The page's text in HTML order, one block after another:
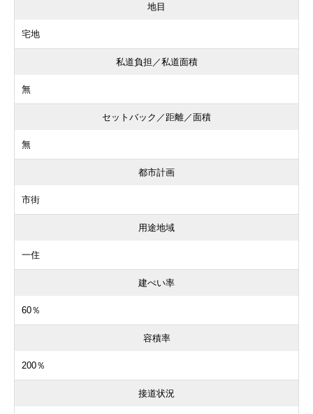
地目
宅地
私道負担／私道面積
無
セットバック／距離／面積
無
都市計画
市街
用途地域
一住
建ぺい率
60％
容積率
200％
接道状況